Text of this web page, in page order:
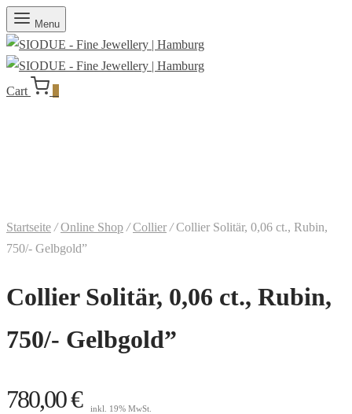
Menu
Cart
Startseite / Online Shop / Collier /Collier Solitär, 0,06 ct., Rubin,
750/- Gelbgold”
Collier Solitär, 0,06 ct., Rubin,
750/- Gelbgold”
780,00€ inkl. 19% MwSt.